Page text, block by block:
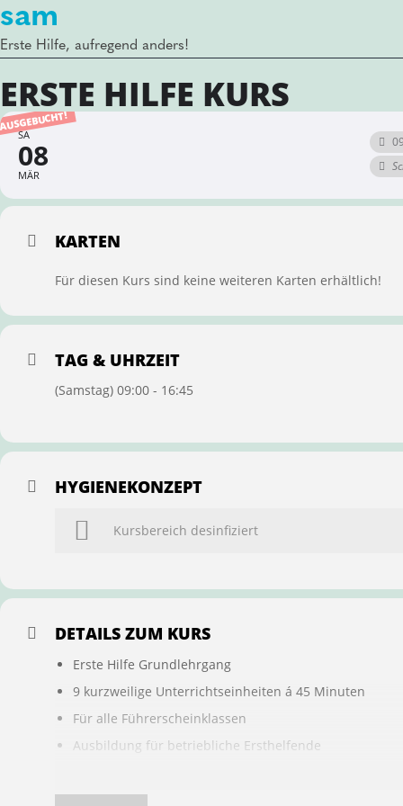
sam
Erste Hilfe, aufregend anders!
ERSTE HILFE KURS
SA
08
MÄR
KARTEN
Für diesen Kurs sind keine weiteren Karten erhältlich!
TAG & UHRZEIT
(Samstag) 09:00 - 16:45
HYGIENEKONZEPT
Kursbereich desinfiziert
DETAILS ZUM KURS
Erste Hilfe Grundlehrgang
9 kurzweilige Unterrichtseinheiten á 45 Minuten
Für alle Führerscheinklassen
Ausbildung für betriebliche Ersthelfende